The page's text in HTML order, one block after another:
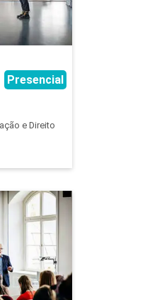
Presencial
e Direito
Contábeis
curso